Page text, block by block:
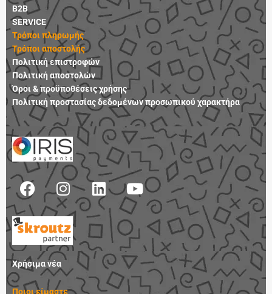
B2B
SERVICE
Τρόποι πληρωμής
Τρόποι αποστολής
Πολιτική επιστροφών
Πολιτική αποστολών
Όροι & προϋποθέσεις χρήσης
Πολιτική προστασίας δεδομένων προσωπικού χαρακτήρα
F
a
c
e
b
o
o
k
I
n
s
t
a
g
r
a
L
i
n
k
e
d
n
Y
o
u
t
u
b
e
Χρήσιμα νέα
Ποιοι είμαστε